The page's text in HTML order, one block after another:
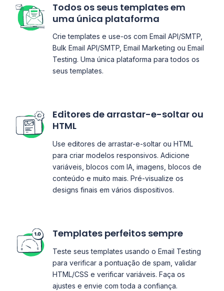
Todos os seus templates em
uma única plataforma
Crie templates e use-os com Email API/SMTP,
Bulk Email API/SMTP, Email Marketing ou Email
Testing. Uma única plataforma para todos os
seus templates.
Editores de arrastar-e-soltar ou
HTML
Use editores de arrastar-e-soltar ou HTML
para criar modelos responsivos. Adicione
variáveis, blocos com IA, imagens, blocos de
conteúdo e muito mais. Pré-visualize os
designs finais em vários dispositivos.
Templates perfeitos sempre
Teste seus templates usando o Email Testing
para verificar a pontuação de spam, validar
HTML/CSS e verificar variáveis. Faça os
ajustes e envie com toda a confiança.